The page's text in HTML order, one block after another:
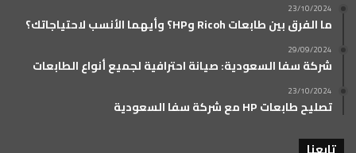
23/10/2024
ما الفرق بين طابعات Ricoh وHP؟ وأيهما الأنسب لاحتياجاتك؟
29/09/2024
شركة سفا السعودية: صيانة احترافية لجميع أنواع الطابعات
23/10/2024
تصليح طابعات HP مع شركة سفا السعودية